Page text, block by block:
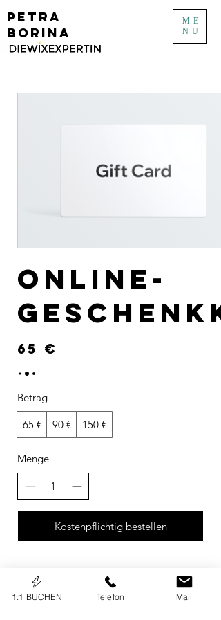
PETRA
BORINA
ME
NU
Online-
65 €
Betrag
65 € 90 € 150 €
Menge
Kostenpflichtig bestellen
1:1 BUCHEN Telefon Mail